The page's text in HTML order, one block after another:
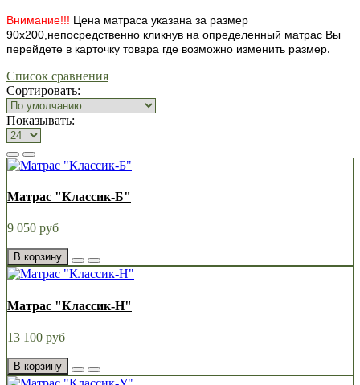
Внимание!!! Цена матраса указана за размер
90х200,непосредственно кликнув на определенный матрас Вы
перейдете в карточку товара где возможно изменить размер.
Список сравнения
Сортировать:
Показывать:
Матрас "Классик-Б"
9 050 руб
В корзину
Матрас "Классик-Н"
13 100 руб
В корзину